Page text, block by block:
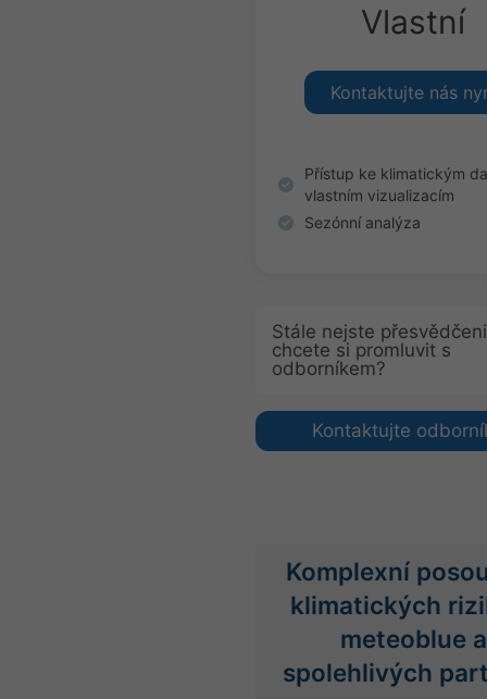
Vlastní
Kontaktujte nás
Přístup ke klimatickým
vlastním vizualizacím
Sezónní analýza
Stále nejste
chcete si promluvit s
odborníkem?
Kontaktujte
Komplexní
klimatických
meteoblue a
spolehlivých